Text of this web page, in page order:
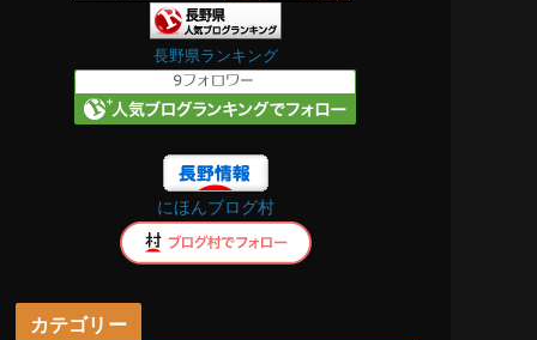
o
長野県ランキング
にほんブログ村
カテゴリー